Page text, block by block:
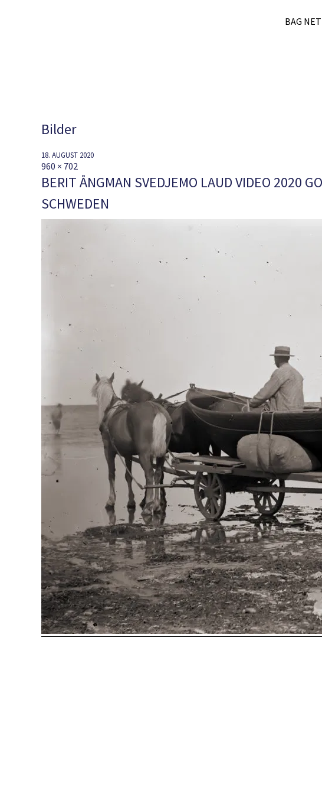
BAG NET
Bilder
18. AUGUST 2020
960 × 702
BERIT ÅNGMAN SVEDJEMO LAUD VIDEO 2020
SCHWEDEN